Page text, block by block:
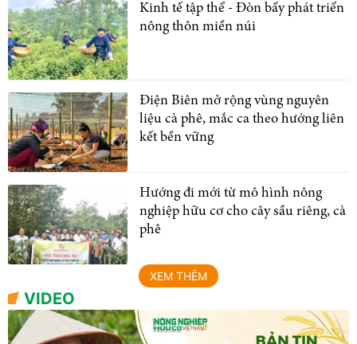
Kinh tế tập thể - Đòn bẩy phát triển
nông thôn miền núi
Điện Biên mở rộng vùng nguyên
liệu cà phê, mắc ca theo hướng liên
kết bền vững
Hướng đi mới từ mô hình nông
nghiệp hữu cơ cho cây sầu riêng, cà
phê
XEM THÊM
VIDEO